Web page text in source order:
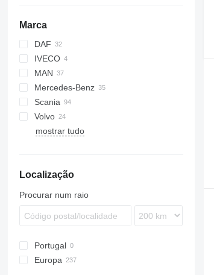
Marca
DAF
CF
XF
IVECO
Stralis
Trakker
MAN
TGA
TGL
TGM
TGS
Mercedes-Benz
Actros
Antos
Arocs
Magnum
Scania
G-series
P-series
Volvo
FH
FMX
mostrar tudo
Localização
Procurar num raio
Portugal
Europa